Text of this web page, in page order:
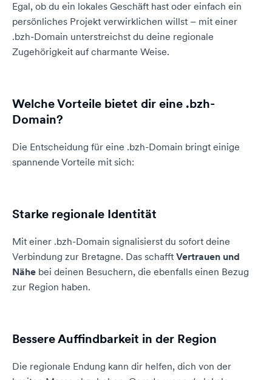
Egal, ob du ein lokales Geschäft hast oder einfach ein
persönliches Projekt verwirklichen willst – mit einer
.bzh-Domain unterstreichst du deine regionale
Zugehörigkeit auf charmante Weise.
Welche Vorteile bietet dir eine .bzh-
Domain?
Die Entscheidung für eine .bzh-Domain bringt einige
spannende Vorteile mit sich:
Starke regionale Identität
Mit einer .bzh-Domain signalisierst du sofort deine
Verbindung zur Bretagne. Das schafft Vertrauen und
Nähe bei deinen Besuchern, die ebenfalls einen Bezug
zur Region haben.
Bessere Auffindbarkeit in der Region
Die regionale Endung kann dir helfen, dich von der